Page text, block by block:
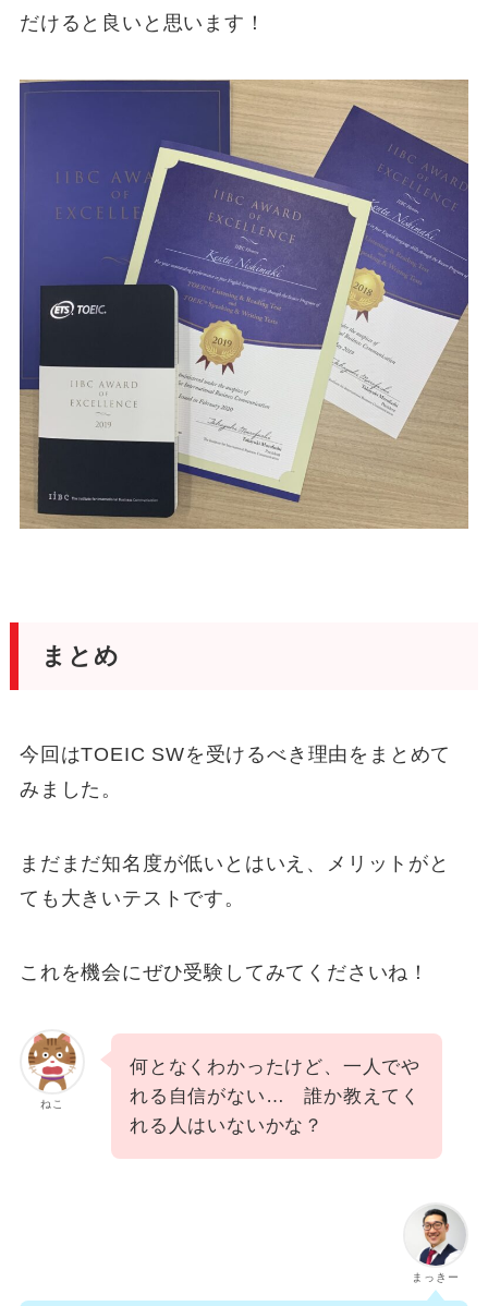
だけると良いと思います！
まとめ
今回はTOEIC SWを受けるべき理由をまとめて
みました。
まだまだ知名度が低いとはいえ、メリットがと
ても大きいテストです。
これを機会にぜひ受験してみてくださいね！
ねこ
何となくわかったけど、一人でや
れる自信がない… 誰か教えてく
れる人はいないかな？
まっきー